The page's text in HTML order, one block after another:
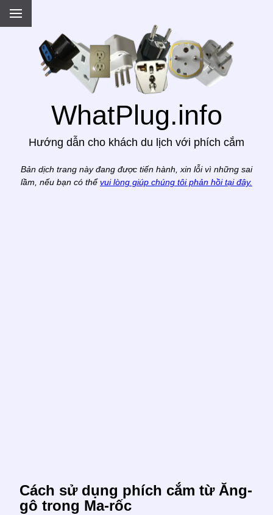
WhatPlug.info
Hướng dẫn cho khách du lịch với phích cắm
Bản dịch trang này đang được tiến hành, xin lỗi vì những sai
lầm, nếu bạn có thể vui lòng giúp chúng tôi phản hồi tại đây.
Cách sử dụng phích cắm từ Ăng-
gô trong Ma-rốc